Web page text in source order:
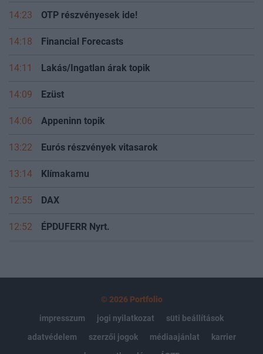
14:23 OTP részvényesek ide!
14:18 Financial Forecasts
14:11 Lakás/Ingatlan árak topik
14:09 Ezüst
14:06 Appeninn topik
13:22 Eurós részvények vitasarok
13:14 Klímakamu
12:55 DAX
12:52 ÉPDUFERR Nyrt.
© 2026 Portfolio
impresszum
jogi nyilatkozat
süti beállítások
adatvédelem
szerzői jogok médiaajánlat
karrier